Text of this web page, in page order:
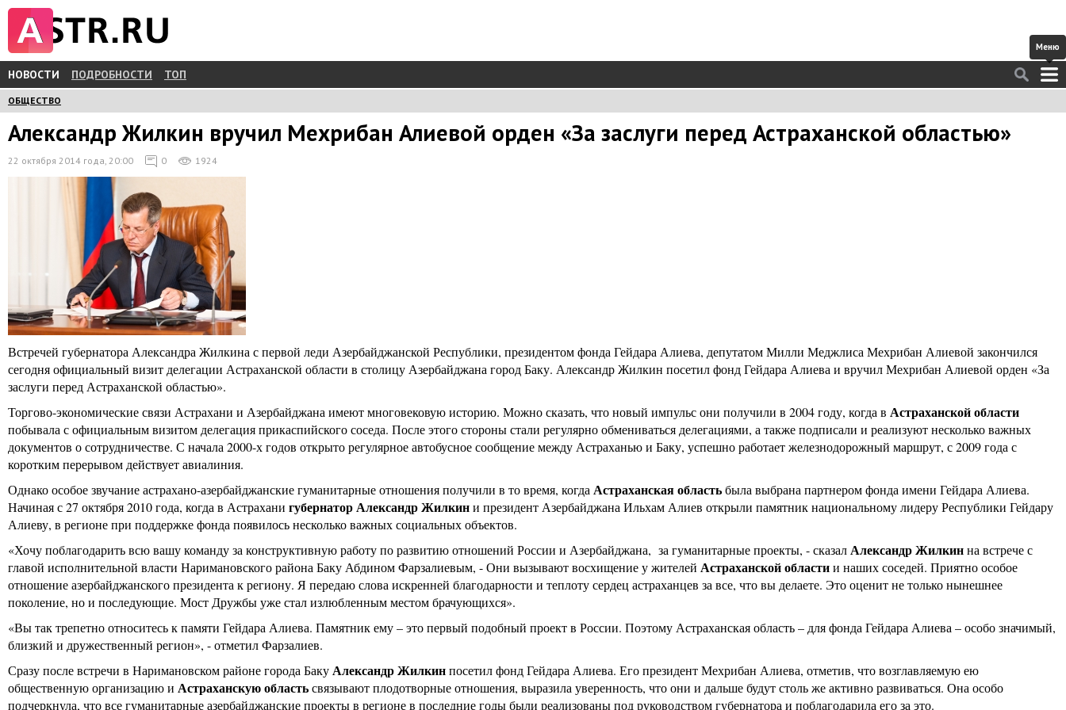
НОВОСТИ ПОДРОБНОСТИ ТОП
ОБЩЕСТВО
Александр Жилкин вручил Мехрибан Алиевой орден «За заслуги перед Астраханской областью»
22 октября 2014 года, 20:00 0 1924
Встречей губернатора Александра Жилкина с первой леди Азербайджанской Республики, президентом фонда Гейдара Алиева, депутатом Милли Меджлиса Мехрибан Алиевой закончился
сегодня официальный визит делегации Астраханской области в столицу Азербайджана город Баку. Александр Жилкин посетил фонд Гейдара Алиева и вручил Мехрибан Алиевой орден «За
заслуги перед Астраханской областью».
Торгово-экономические связи Астрахани и Азербайджана имеют многовековую историю. Можно сказать, что новый импульс они получили в 2004 году, когда в Астраханской области
побывала с официальным визитом делегация прикаспийского соседа. После этого стороны стали регулярно обмениваться делегациями, а также подписали и реализуют несколько важных
документов о сотрудничестве. С начала 2000-х годов открыто регулярное автобусное сообщение между Астраханью и Баку, успешно работает железнодорожный маршрут, с 2009 года с
коротким перерывом действует авиалиния.
Однако особое звучание астрахано-азербайджанские гуманитарные отношения получили в то время, когда Астраханская областьбыла выбрана партнером фонда имени Гейдара Алиева.
Начиная с 27 октября 2010 года, когда в Астрахани губернатор Александр Жилкини президент Азербайджана Ильхам Алиев открыли памятник национальному лидеру Республики Гейдару
Алиеву, в регионе при поддержке фонда появилось несколько важных социальных объектов.
«Хочу поблагодарить всю вашу команду за конструктивную работу по развитию отношений России и Азербайджана, за гуманитарные проекты, - сказалАлександр Жилкинна встрече с
главой исполнительной власти Наримановского района Баку Абдином Фарзалиевым, - Они вызывают восхищение у жителей Астраханской областии наших соседей. Приятно особое
отношение азербайджанского президента к региону. Я передаю слова искренней благодарности и теплоту сердец астраханцев за все, что вы делаете. Это оценит не только нынешнее
поколение, но и последующие. Мост Дружбы уже стал излюбленным местом брачующихся».
«Вы так трепетно относитесь к памяти Гейдара Алиева. Памятник ему – это первый подобный проект в России. Поэтому Астраханская область – для фонда Гейдара Алиева – особо значимый,
близкий и дружественный регион», - отметил Фарзалиев.
Сразу после встречи в Наримановском районе города БакуАлександр Жилкинпосетил фонд Гейдара Алиева. Его президент Мехрибан Алиева, отметив, что возглавляемую ею
общественную организацию и Астраханскую областьсвязывают плодотворные отношения, выразила уверенность, что они и дальше будут столь же активно развиваться. Она особо
подчеркнула, что все гуманитарные азербайджанские проекты в регионе в последние годы были реализованы под руководством губернатора и поблагодарила его за это.